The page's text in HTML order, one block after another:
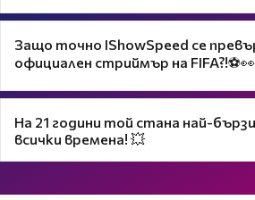
Защо точно IShowSpeed се
официален стриймър на FIFA?!⚽👀
На 21 години той стана най-
всички времена! 💥